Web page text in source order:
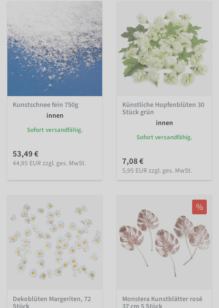
Kunstschnee fein 750g
innen
Sofort versandfähig.
53,49 €
44,95 EUR zzgl. ges. MwSt.
Künstliche Hopfenblüten 30
Stück grün
innen
Sofort versandfähig.
7,08 €
5,95 EUR zzgl. ges. MwSt.
Dekoblüten Margeriten, 72
%
Monstera Kunstblätter rosé